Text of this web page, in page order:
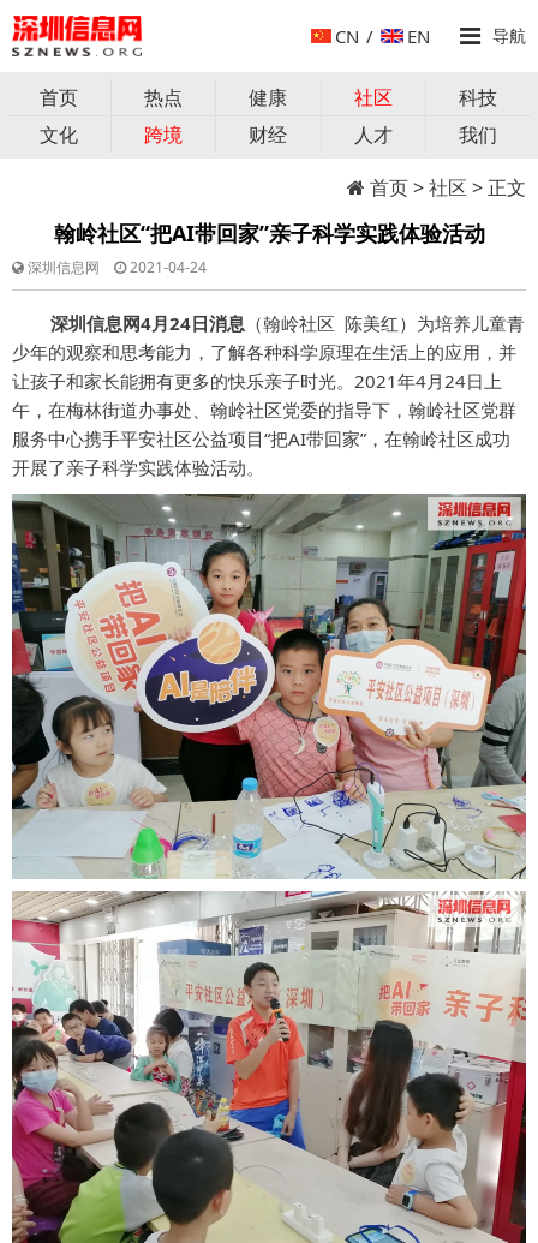
CN / EN 导航
首页 热点 健康 社区
科技
文化
跨境 财经 人才
我们
首页>社区 > 正文
翰岭社区“把AI带回家”亲子科学实践体验活动
深圳信息网 2021-04-24
深圳信息网4月24日消息 （翰岭社区 陈美红）为培养儿童青
少年的观察和思考能力，了解各种科学原理在生活上的应用，并
让孩子和家长能拥有更多的快乐亲子时光。2021年4月24日上
午，在梅林街道办事处、翰岭社区党委的指导下，翰岭社区党群
服务中心携手平安社区公益项目“把AI带回家”，在翰岭社区成功
开展了亲子科学实践体验活动。